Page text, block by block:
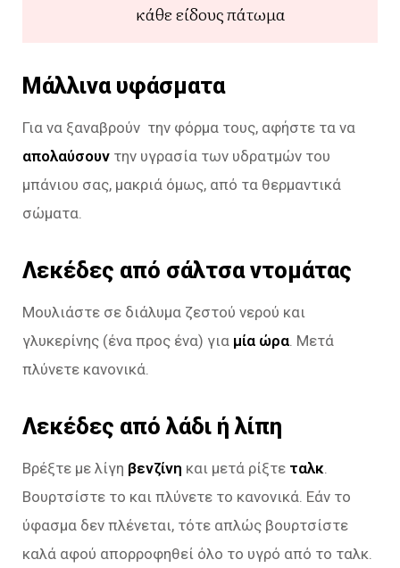
κάθε είδους πάτωμα
Μάλλινα υφάσματα
Για να ξαναβρούν την φόρμα τους, αφήστε τα να
απολαύσουν την υγρασία των υδρατμών του
μπάνιου σας, μακριά όμως, από τα θερμαντικά
σώματα.
Λεκέδες από σάλτσα ντομάτας
Μουλιάστε σε διάλυμα ζεστού νερού και
γλυκερίνης (ένα προς ένα) για μία ώρα . Μετά
πλύνετε κανονικά.
Λεκέδες από λάδι ή λίπη
Βρέξτε με λίγη βενζίνη και μετά ρίξτε ταλκ
Βουρτσίστε το και πλύνετε το κανονικά. Εάν το
ύφασμα δεν πλένεται, τότε απλώς βουρτσίστε
καλά αφού απορροφηθεί όλο το υγρό από το ταλκ.